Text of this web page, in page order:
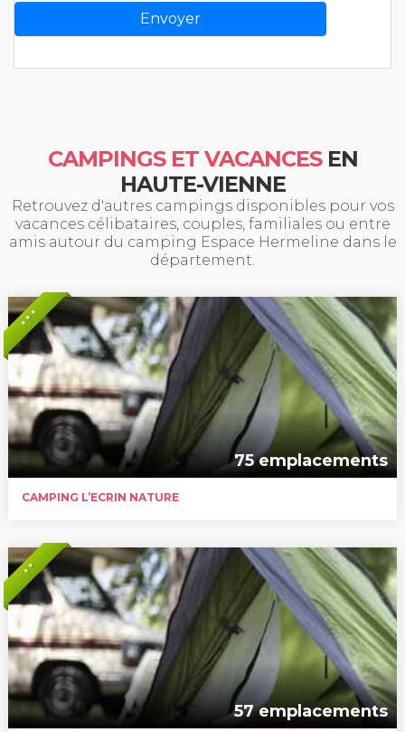
CAMPINGS ET VACANCESEN
HAUTE-VIENNE
Retrouvez d'autres campings disponibles pour vos
vacances célibataires, couples, familiales ou entre
amis autour du camping Espace Hermeline dans le
département.
* * *
75 emplacements
CAMPING L’ECRIN NATURE
* *
57 emplacements